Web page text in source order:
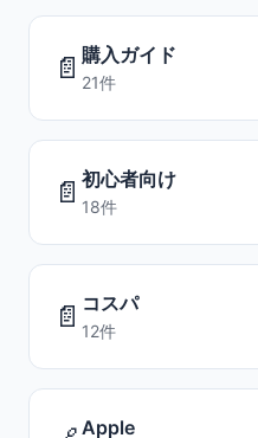
📄 購入ガイド
21件
📄 初心者向け
18件
📄 コスパ
12件
Apple